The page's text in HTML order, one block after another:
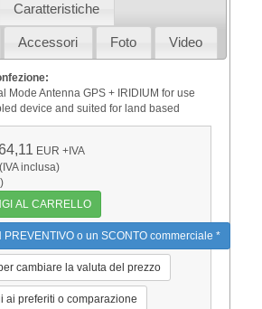
Caratteristiche
Accessori Foto Video
Mode Antenna GPS + IRIDIUM for use
device and suited for land based
EUR +IVA
inclusa)
AL CARRELLO
PREVENTIVO o un SCONTO commerciale *
cambiare la valuta del prezzo
ai preferiti o comparazione